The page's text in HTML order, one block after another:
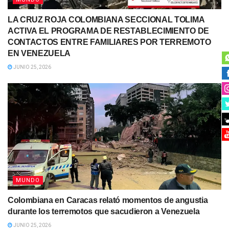
LA CRUZ ROJA COLOMBIANA SECCIONAL TOLIMA
ACTIVA EL PROGRAMA DE RESTABLECIMIENTO DE
CONTACTOS ENTRE FAMILIARES POR TERREMOTO
EN VENEZUELA
JUNIO 25, 2026
MUNDO
Colombiana en Caracas relató momentos de angustia
durante los terremotos que sacudieron a Venezuela
JUNIO 25, 2026